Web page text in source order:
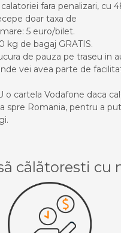
fara penalizari, cu
doar taxa de
5 euro/bilet.
kg de bagaj GRATIS.
de pauza pe traseu in
vei avea parte de
o cartela Vodafone daca
spre Romania, pentru a
cãlãtoresti cu